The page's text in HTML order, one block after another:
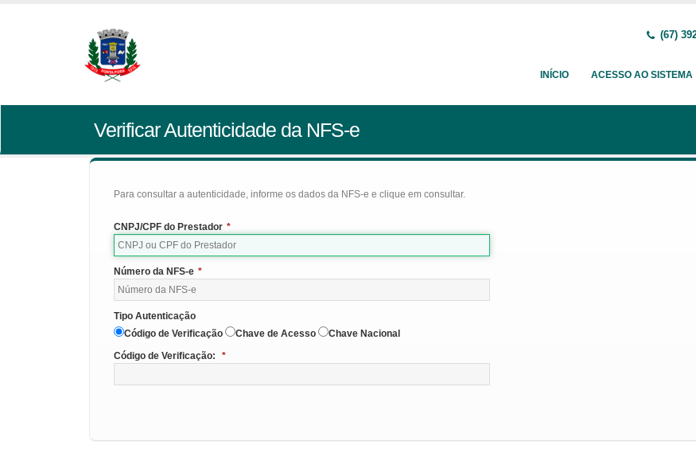
(67)
INÍCIO ACESSO AO SISTEMA
Verificar Autenticidade da NFS-e
Para consultar a autenticidade, informe os dados da NFS-e e clique em consultar.
CNPJ/CPF do Prestador *
Número da NFS-e *
Tipo Autenticação
Código de Verificação
Chave de Acesso
Chave Nacional
Código de Verificação:
*